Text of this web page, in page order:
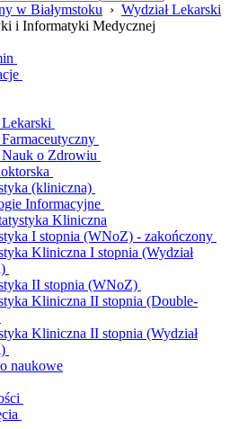
w Białymstoku › Wydział Lekarski
i Informatyki Medycznej
Lekarski
Nauk o Zdrowiu
(kliniczna)
Informacyjne
Kliniczna
I stopnia (WNoZ) - zakończony
Kliniczna I stopnia (Wydział
II stopnia (WNoZ)
Kliniczna II stopnia (Double-
Kliniczna II stopnia (Wydział
naukowe